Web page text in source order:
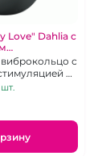
Love" Dahlia с
с
из